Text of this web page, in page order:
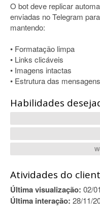
O bot deve replicar
enviadas no Telegram
mantendo:
• Formatação limpa
• Links clicáveis
• Imagens intactas
• Estrutura das
Habilidades
Atividades do
Última visualização: 02/
Última interação: 28/11/